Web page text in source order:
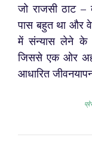
जो राजसी ठाट
पास बहुत था और
में संन्यास लेने के
जिससे एक ओर
आधारित